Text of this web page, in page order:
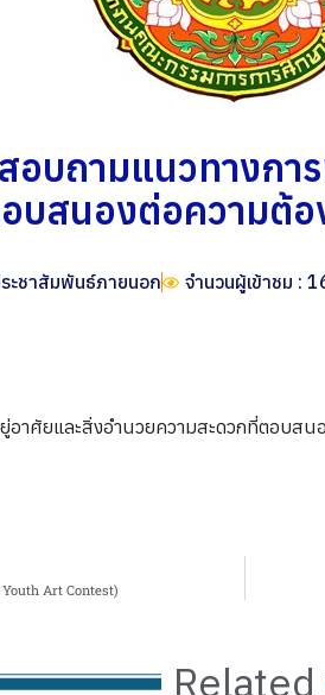
อบถามแนวทางก
บสนองต่อความต้อ
ะชาสัมพันธ์ภายนอก จำนวนผู้เข้าชม :
ศัยและสิ่งอำนวยความสะดวกที่ตอบสน
Art Contest)
Related